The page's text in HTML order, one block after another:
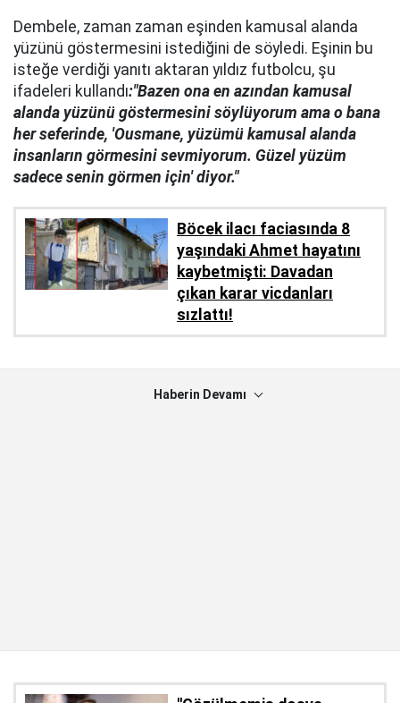
Dembele, zaman zaman eşinden kamusal alanda
yüzünü göstermesini istediğini de söyledi. Eşinin bu
isteğe verdiği yanıtı aktaran yıldız futbolcu, şu
ifadeleri kullandı:"Bazen ona en azından kamusal
alanda yüzünü göstermesini söylüyorum ama o bana
her seferinde, 'Ousmane, yüzümü kamusal alanda
insanların görmesini sevmiyorum. Güzel yüzüm
sadece senin görmen için' diyor."
Böcek ilacı faciasında 8
yaşındaki Ahmet hayatını
kaybetmişti: Davadan
çıkan karar vicdanları
sızlattı!
Haberin Devamı